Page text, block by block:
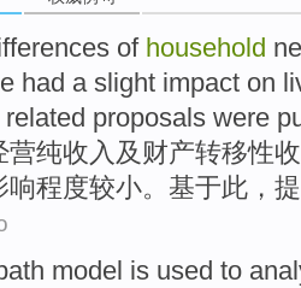
of household
had a slight impact on
related proposals were
营纯收入 及 财产转移性
响程度较小。基于此 ，
model is used to